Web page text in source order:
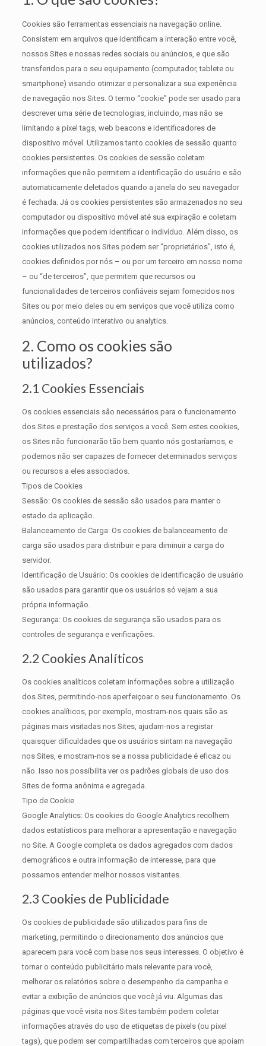
Cookies são ferramentas essenciais na navegação online.
Consistem em arquivos que identificam a interação entre você,
nossos Sites e nossas redes sociais ou anúncios, e que são
transferidos para o seu equipamento (computador, tablete ou
smartphone) visando otimizar e personalizar a sua experiência
de navegação nos Sites. O termo “cookie” pode ser usado para
descrever uma série de tecnologias, incluindo, mas não se
limitando a pixel tags, web beacons e identificadores de
dispositivo móvel. Utilizamos tanto cookies de sessão quanto
cookies persistentes. Os cookies de sessão coletam
informações que não permitem a identificação do usuário e são
automaticamente deletados quando a janela do seu navegador
é fechada. Já os cookies persistentes são armazenados no seu
computador ou dispositivo móvel até sua expiração e coletam
informações que podem identificar o indivíduo. Além disso, os
cookies utilizados nos Sites podem ser “proprietários”, isto é,
cookies definidos por nós – ou por um terceiro em nosso nome
– ou “de terceiros”, que permitem que recursos ou
funcionalidades de terceiros confiáveis sejam fornecidos nos
Sites ou por meio deles ou em serviços que você utiliza como
anúncios, conteúdo interativo ou analytics.
2. Como os cookies são
utilizados?
2.1 Cookies Essenciais
Os cookies essenciais são necessários para o funcionamento
dos Sites e prestação dos serviços a você. Sem estes cookies,
os Sites não funcionarão tão bem quanto nós gostaríamos, e
podemos não ser capazes de fornecer determinados serviços
ou recursos a eles associados.
Tipos de Cookies
Sessão: Os cookies de sessão são usados para manter o
estado da aplicação.
Balanceamento de Carga: Os cookies de balanceamento de
carga são usados para distribuir e para diminuir a carga do
servidor.
Identificação de Usuário: Os cookies de identificação de usuário
são usados para garantir que os usuários só vejam a sua
própria informação.
Segurança: Os cookies de segurança são usados para os
controles de segurança e verificações.
2.2 Cookies Analíticos
Os cookies analíticos coletam informações sobre a utilização
dos Sites, permitindo-nos aperfeiçoar o seu funcionamento. Os
cookies analíticos, por exemplo, mostram-nos quais são as
páginas mais visitadas nos Sites, ajudam-nos a registar
quaisquer dificuldades que os usuários sintam na navegação
nos Sites, e mostram-nos se a nossa publicidade é eficaz ou
não. Isso nos possibilita ver os padrões globais de uso dos
Sites de forma anônima e agregada.
Tipo de Cookie
Google Analytics: Os cookies do Google Analytics recolhem
dados estatísticos para melhorar a apresentação e navegação
no Site. A Google completa os dados agregados com dados
demográficos e outra informação de interesse, para que
possamos entender melhor nossos visitantes.
2.3 Cookies de Publicidade
Os cookies de publicidade são utilizados para fins de
marketing, permitindo o direcionamento dos anúncios que
aparecem para você com base nos seus interesses. O objetivo é
tornar o conteúdo publicitário mais relevante para você,
melhorar os relatórios sobre o desempenho da campanha e
evitar a exibição de anúncios que você já viu. Algumas das
páginas que você visita nos Sites também podem coletar
informações através do uso de etiquetas de pixels (ou pixel
tags), que podem ser compartilhadas com terceiros que apoiam